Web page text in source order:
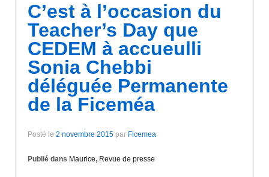
C’est à l’occasion du
Teacher’s Day que
CEDEM à accueulli
Sonia Chebbi
déléguée Permanente
de la Ficeméa
Posté le 2 novembre 2015 par Ficemea
Publié dans Maurice, Revue de presse